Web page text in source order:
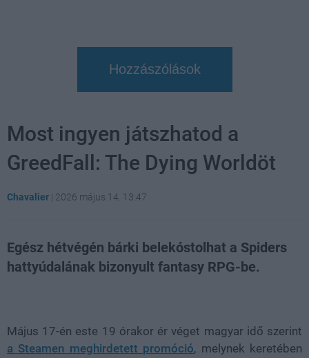
Hozzászólások
Most ingyen játszhatod a
GreedFall: The Dying Worldöt
Chavalier | 2026 május 14. 13:47
Egész hétvégén bárki belekóstolhat a Spiders
hattyúdalának bizonyult fantasy RPG-be.
Május 17-én este 19 órakor ér véget magyar idő szerint
a Steamen meghirdetett promóció, melynek keretében